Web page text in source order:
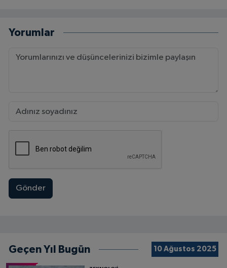
Yorumlar
Gönder
Geçen Yıl Bugün 10 Ağustos 2025